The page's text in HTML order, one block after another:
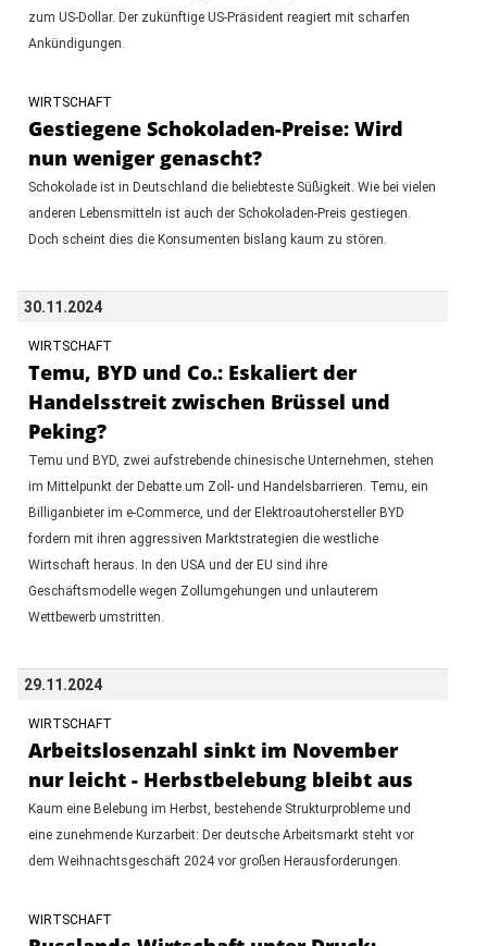
zum US-Dollar. Der zukünftige US-Präsident reagiert mit scharfen
Ankündigungen.
WIRTSCHAFT
Gestiegene Schokoladen-Preise: Wird
nun weniger genascht?
Schokolade ist in Deutschland die beliebteste Süßigkeit. Wie bei vielen
anderen Lebensmitteln ist auch der Schokoladen-Preis gestiegen.
Doch scheint dies die Konsumenten bislang kaum zu stören.
30.11.2024
WIRTSCHAFT
Temu, BYD und Co.: Eskaliert der
Handelsstreit zwischen Brüssel und
Peking?
Temu und BYD, zwei aufstrebende chinesische Unternehmen, stehen
im Mittelpunkt der Debatte um Zoll- und Handelsbarrieren. Temu, ein
Billiganbieter im e-Commerce, und der Elektroautohersteller BYD
fordern mit ihren aggressiven Marktstrategien die westliche
Wirtschaft heraus. In den USA und der EU sind ihre
Geschäftsmodelle wegen Zollumgehungen und unlauterem
Wettbewerb umstritten.
29.11.2024
WIRTSCHAFT
Arbeitslosenzahl sinkt im November
nur leicht - Herbstbelebung bleibt aus
Kaum eine Belebung im Herbst, bestehende Strukturprobleme und
eine zunehmende Kurzarbeit: Der deutsche Arbeitsmarkt steht vor
dem Weihnachtsgeschäft 2024 vor großen Herausforderungen.
WIRTSCHAFT